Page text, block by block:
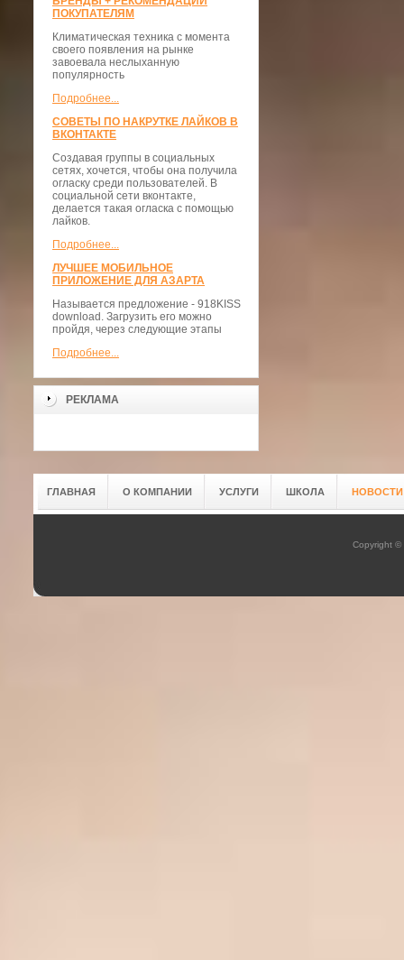
ПОКУПАТЕЛЯМ
Климатическая техника с момента
своего появления на рынке
завоевала неслыханную
популярность
Подробнее...
СОВЕТЫ ПО НАКРУТКЕ ЛАЙКОВ В
ВКОНТАКТЕ
Создавая группы в социальных
сетях, хочется, чтобы она получила
огласку среди пользователей. В
социальной сети вконтакте,
делается такая огласка с помощью
лайков.
Подробнее...
ЛУЧШЕЕ МОБИЛЬНОЕ
ПРИЛОЖЕНИЕ ДЛЯ АЗАРТА
Называется предложение - 918KISS
download. Загрузить его можно
пройдя, через следующие этапы
Подробнее...
РЕКЛАМА
ГЛАВНАЯ О КОМПАНИИ УСЛУГИ ШКОЛА НОВОСТИ
Copyright